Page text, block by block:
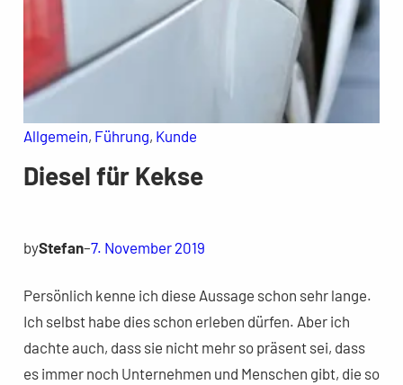
Allgemein, Führung, Kunde
Diesel für Kekse
byStefan–7. November 2019
Persönlich kenne ich diese Aussage schon sehr lange.
Ich selbst habe dies schon erleben dürfen. Aber ich
dachte auch, dass sie nicht mehr so präsent sei, dass
es immer noch Unternehmen und Menschen gibt, die so